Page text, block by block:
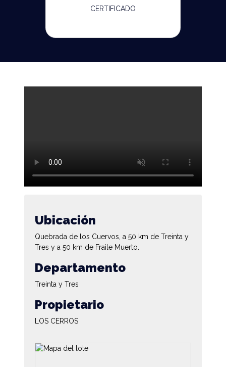
CERTIFICADO
Ubicación
Quebrada de los Cuervos, a 50 km de Treinta y
Tres y a 50 km de Fraile Muerto.
Departamento
Treinta y Tres
Propietario
LOS CERROS